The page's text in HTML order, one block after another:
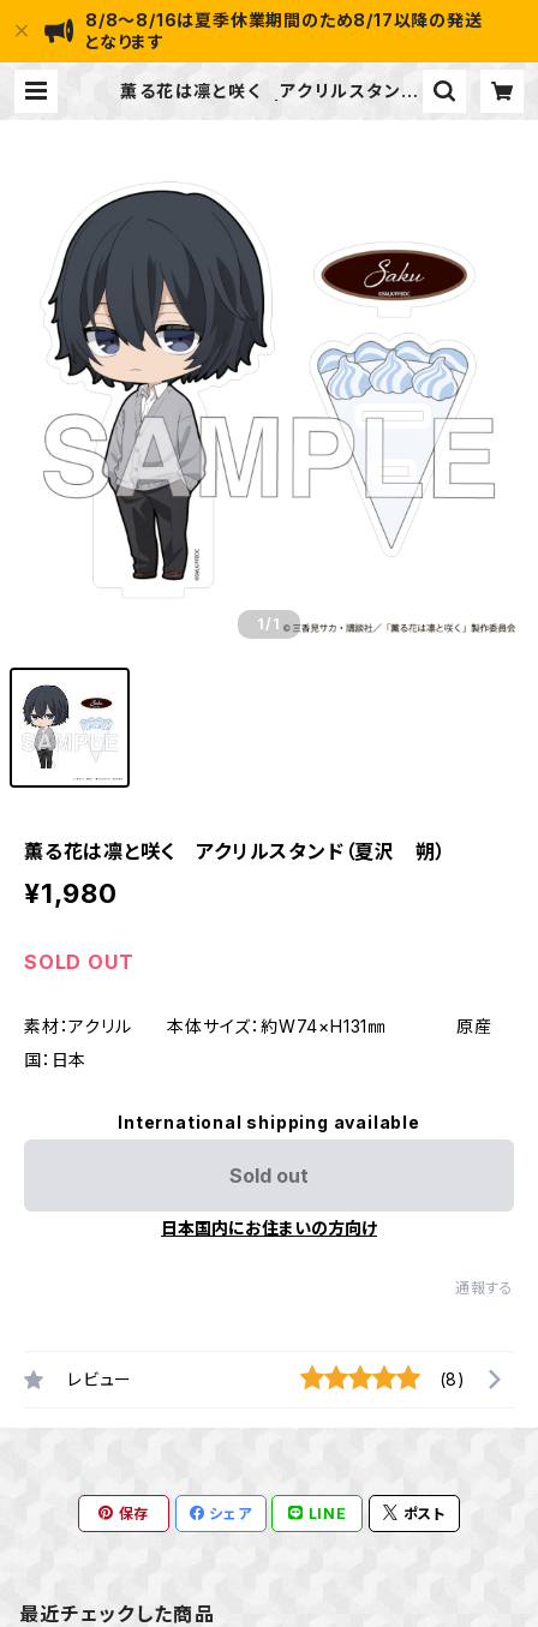
8/8～8/16は夏季休業期間のため8/17以降の発送
となります
薫る花は凛と咲く アクリルスタンド
1 /1
薫る花は凛と咲く アクリルスタンド（夏沢 朔）
¥1,980
SOLD OUT
素材：アクリル 本体サイズ：約W74×H131㎜ 原産
国：日本
International shipping available
Sold out
日本国内にお住まいの方向け
通報する
レビュー (8)
保存 シェア LINE ポスト
最近チェックした商品